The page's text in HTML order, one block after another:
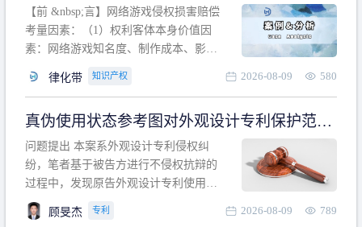
作狭义解释，一般情况下，只要依法享
有的、在本专利申请日之
【前 &nbsp;言】网络游戏侵权损害赔偿
考量因素：（1）权利客体本身价值因
素：网络游戏知名度、制作成本、影响
利角度因素：被诉侵权游戏销售数量、
人数、活跃人数、市场占用率；（3）被
告主观因素：被告的主观恶意、是否明
知或应知、是否有
律化带 知识产权 2026-08-09 580
真伪使用状态参考图对外观设计专利保护范围
的影响
问题提出 本案系外观设计专利侵权纠
纷，笔者基于被告方进行不侵权抗辩的
过程中，发现原告外观设计专利使用状
态参考图中的外观设计与被告涉案商品
的视觉效果存在显著区别。故就使用状
顾旻杰 专利 2026-08-09 789